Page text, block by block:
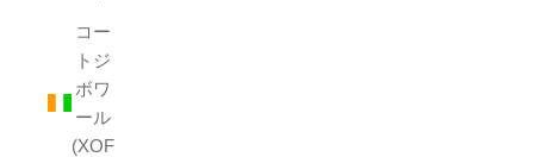
コー
トジ
ボワ
ール
(XOF